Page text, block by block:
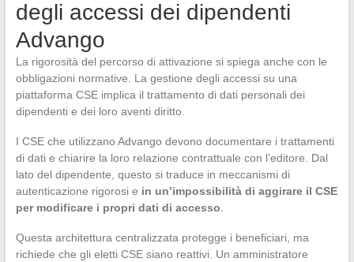
degli accessi dei dipendenti
Advango
La rigorosità del percorso di attivazione si spiega anche con le
obbligazioni normative. La gestione degli accessi su una
piattaforma CSE implica il trattamento di dati personali dei
dipendenti e dei loro aventi diritto.
I CSE che utilizzano Advango devono documentare i trattamenti
di dati e chiarire la loro relazione contrattuale con l’editore. Dal
lato del dipendente, questo si traduce in meccanismi di
autenticazione rigorosi e in un’impossibilità di aggirare il CSE
per modificare i propri dati di accesso.
Questa architettura centralizzata protegge i beneficiari, ma
richiede che gli eletti CSE siano reattivi. Un amministratore